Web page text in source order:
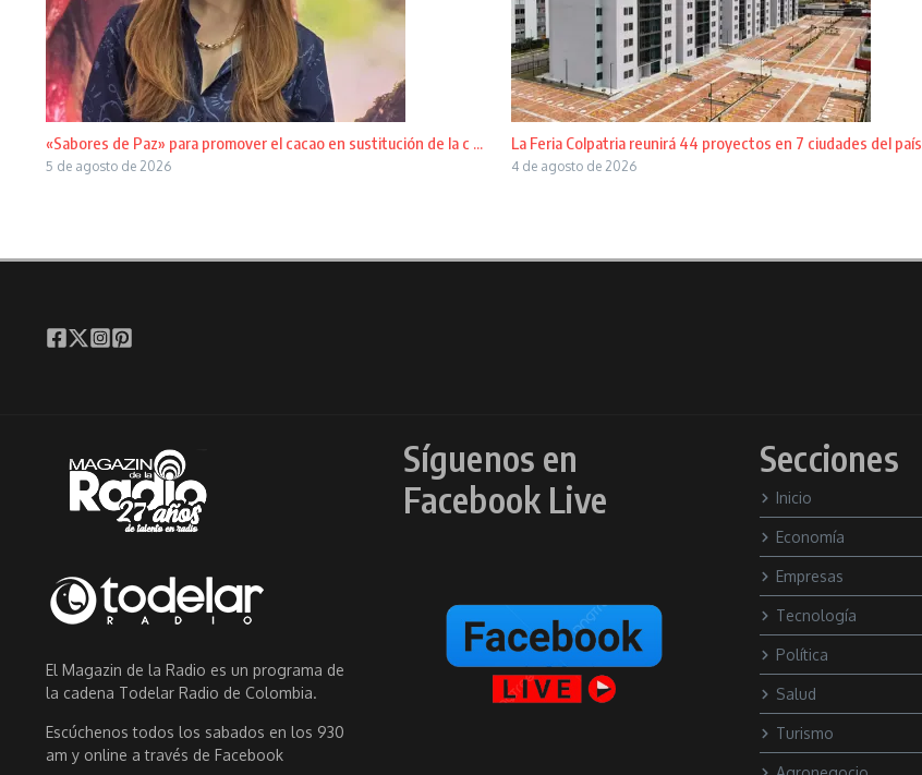
«Sabores de Paz» para promover el cacao en sustitución de la c ...
5 de agosto de 2026
La Feria Colpatria reunirá 44 proyectos en 7 ciudades del país
4 de agosto de 2026
El Magazin de la Radio es un programa de
la cadena Todelar Radio de Colombia.
Escúchenos todos los sabados en los 930
am y online a través de Facebook
Síguenos en
Facebook Live
Secciones
Inicio
Economía
Empresas
Tecnología
Política
Salud
Turismo